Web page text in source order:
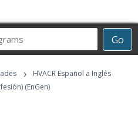
Go
›
HVACR Español a Inglés
(EnGen)